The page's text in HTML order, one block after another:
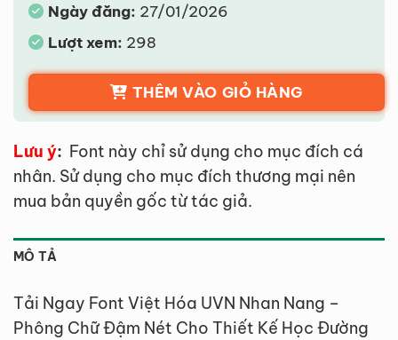
Ngày đăng: 27/01/2026
Lượt xem: 298
THÊM VÀO GIỎ HÀNG
Lưu ý: Font này chỉ sử dụng cho mục đích cá
nhân. Sử dụng cho mục đích thương mại nên
mua bản quyền gốc từ tác giả.
MÔ TẢ
Tải Ngay Font Việt Hóa UVN Nhan Nang –
Phông Chữ Đậm Nét Cho Thiết Kế Học Đường